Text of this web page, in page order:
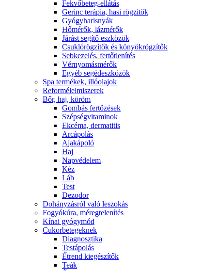
Fekvőbeteg-ellátás
Gerinc terápia, hasi rögzítők
Gyógyharisnyák
Hőmérők, lázmérők
Járást segítő eszközök
Csuklórögzítők és könyökrögzítők
Sebkezelés, fertőtlenítés
Vérnyomásmérők
Egyéb segédeszközök
Spa termékek, illóolajok
Reformélelmiszerek
Bőr, haj, köröm
Gombás fertőzések
Szépségvitaminok
Ekcéma, dermatitis
Arcápolás
Ajakápoló
Haj
Napvédelem
Kéz
Láb
Test
Dezodor
Dohányzásról való leszokás
Fogyókúra, méregtelenítés
Kínai gyógymód
Cukorbetegeknek
Diagnosztika
Testápolás
É́trend kiegészítők
Teák